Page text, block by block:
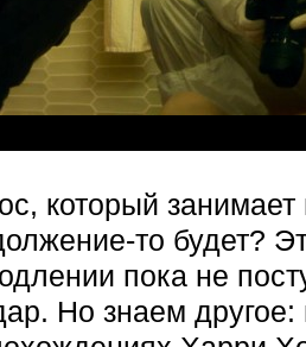
который занимает
то будет?
пока не
Но знаем другое: